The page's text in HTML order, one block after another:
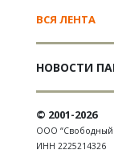
ВСЯ ЛЕНТА
НОВОСТИ
© 2001-2026
ООО “Свободный
ИНН 2225214326